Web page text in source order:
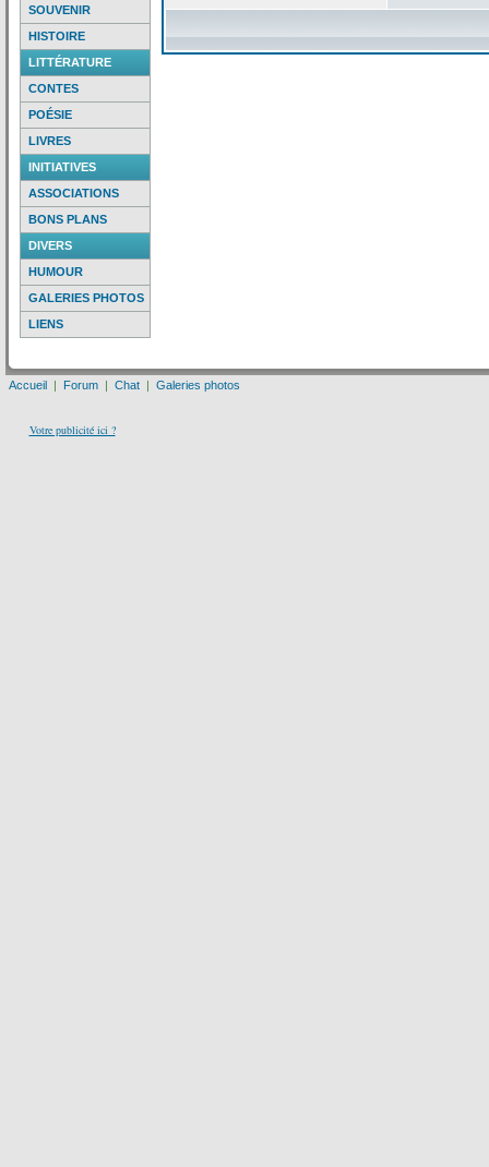
SOUVENIR
HISTOIRE
LITTÉRATURE
CONTES
POÉSIE
LIVRES
INITIATIVES
ASSOCIATIONS
BONS PLANS
DIVERS
HUMOUR
GALERIES PHOTOS
LIENS
Accueil | Forum | Chat | Galeries photos
Votre publicité ici ?